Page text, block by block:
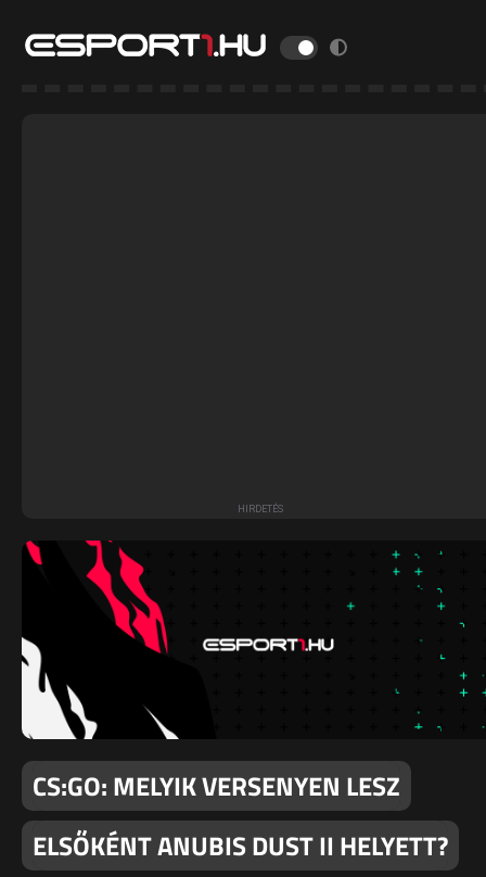
CS:GO: MELYIK VERSENYEN LESZ
ELSŐKÉNT ANUBIS DUST II HELYETT?